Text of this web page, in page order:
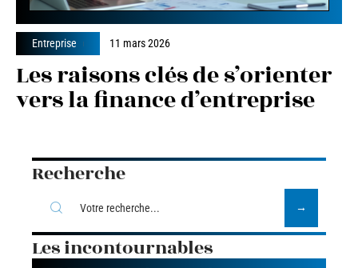
Entreprise 11 mars 2026
Les raisons clés de s’orienter
vers la finance d’entreprise
Recherche
Les incontournables